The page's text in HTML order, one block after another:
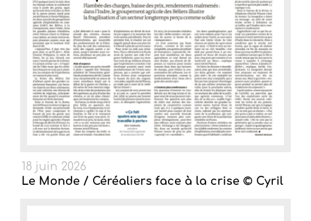
18 juin 2026
Le Monde / Céréaliers face à la crise © Cyril